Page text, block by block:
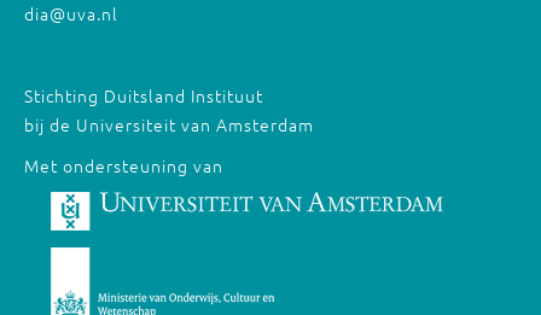
dia@uva.nl
Stichting Duitsland Instituut
bij de Universiteit van Amsterdam
Met ondersteuning van